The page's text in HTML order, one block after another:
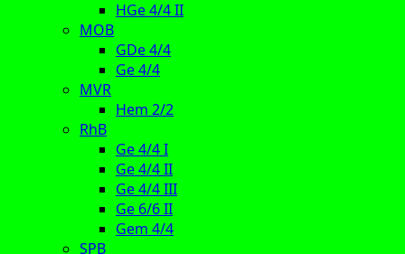
HGe 4/4 II
MOB
GDe 4/4
Ge 4/4
MVR
Hem 2/2
RhB
Ge 4/4 I
Ge 4/4 II
Ge 4/4 III
Ge 6/6 II
Gem 4/4
SPB